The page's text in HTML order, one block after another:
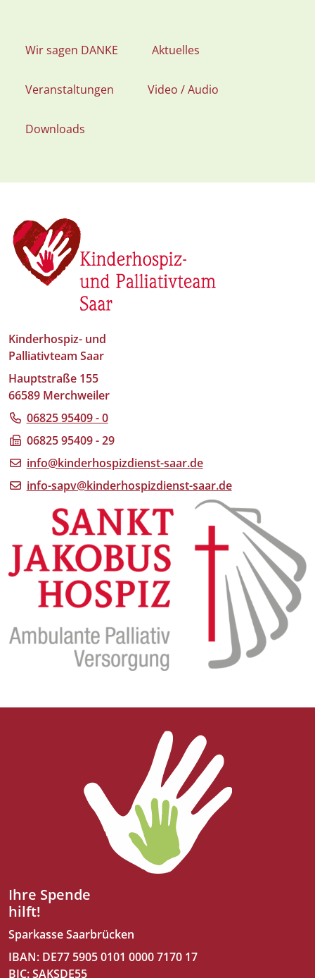
Wir sagen DANKE Aktuelles
Veranstaltungen Video / Audio
Downloads
Kinderhospiz- und
Palliativteam Saar
Hauptstraße 155
66589 Merchweiler
06825 95409 - 0
06825 95409 - 29
info@kinderhospizdienst-saar.de
info-sapv@kinderhospizdienst-saar.de
Ihre Spende
hilft!
Sparkasse Saarbrücken
IBAN: DE77 5905 0101 0000 7170 17
BIC: SAKSDE55